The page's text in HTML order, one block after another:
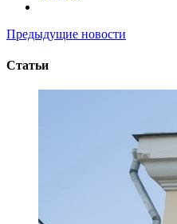
Предыдущие новости
Статьи